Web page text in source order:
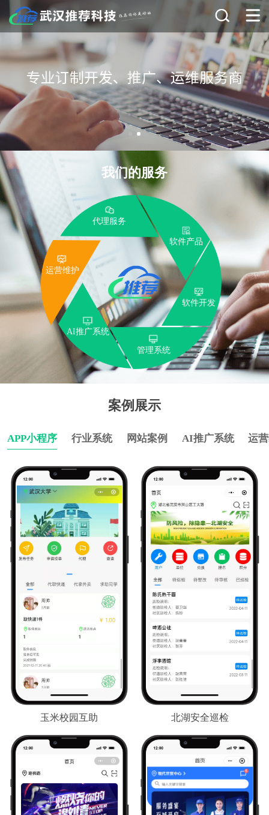
我们的服务
软件产品
软件开发
管理系统
AI推广系统
运营维护
代理服务
案例展示
APP小程序 行业系统 网站案例 AI推广系统 运
玉米校园互助 北湖安全巡检